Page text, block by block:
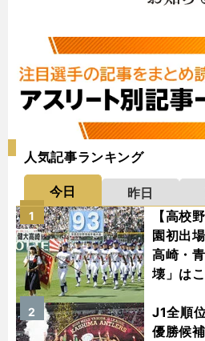
人気記事ランキング
今日 昨日
【高校
園初出
高崎・
壊」は
1
J1全順
優勝候
2